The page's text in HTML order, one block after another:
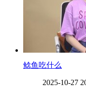
​鲶鱼吃什么
2025-10-27